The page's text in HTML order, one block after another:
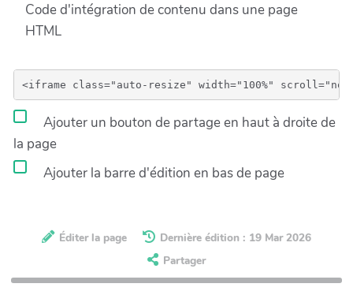
Code d'intégration de contenu dans une page
HTML
Ajouter un bouton de partage en haut à droite de
la page
Ajouter la barre d'édition en bas de page
Éditer la page
Dernière édition : 19 Mar 2026
Partager